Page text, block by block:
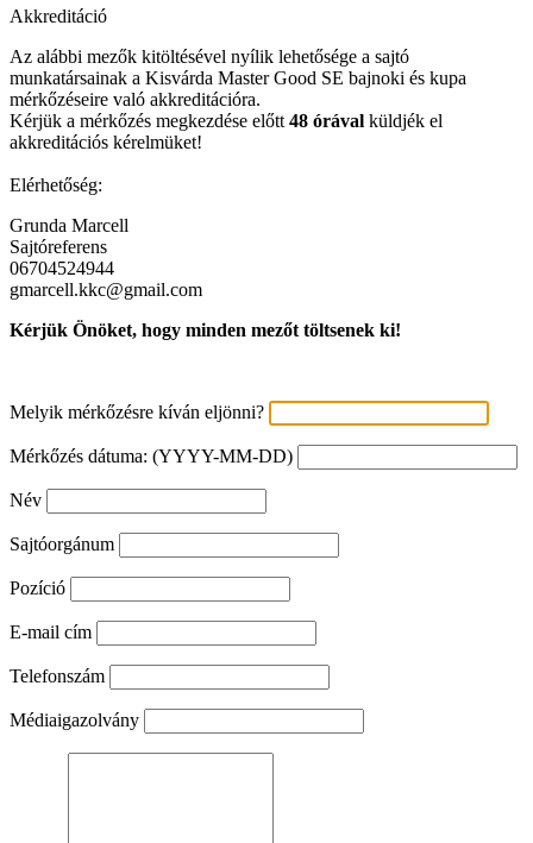
Akkreditáció
Az alábbi mezők kitöltésével nyílik lehetősége a sajtó
munkatársainak a Kisvárda Master Good SE bajnoki és kupa
mérkőzéseire való akkreditációra.
Kérjük a mérkőzés megkezdése előtt 48 órával küldjék el
akkreditációs kérelmüket!
Elérhetőség:
Grunda Marcell
Sajtóreferens
06704524944
gmarcell.kkc@gmail.com
Kérjük Önöket, hogy minden mezőt töltsenek ki!
Melyik mérkőzésre kíván eljönni?
Mérkőzés dátuma: (YYYY-MM-DD)
Név
Sajtóorgánum
Pozíció
E-mail cím
Telefonszám
Médiaigazolvány